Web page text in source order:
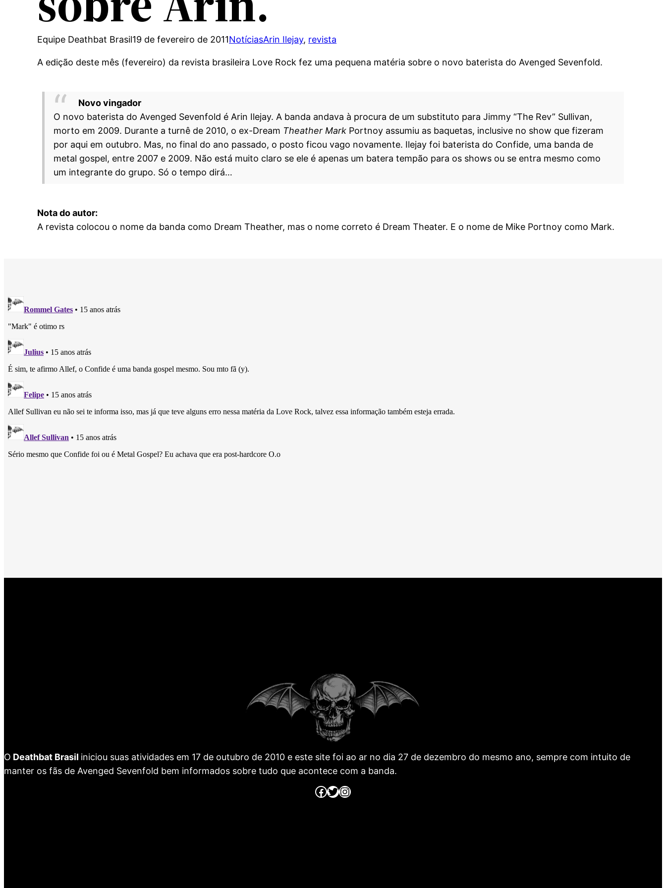
Equipe Deathbat Brasil19 de fevereiro de 2011NotíciasArin Ilejay, revista
A edição deste mês (fevereiro) da revista brasileira Love Rock fez uma pequena matéria sobre o novo baterista do Avenged Sevenfold.
Novo vingador
O novo baterista do Avenged Sevenfold é Arin Ilejay. A banda andava à procura de um substituto para Jimmy “The Rev” Sullivan,
morto em 2009. Durante a turnê de 2010, o ex-Dream Theather Mark Portnoy assumiu as baquetas, inclusive no show que fizeram
por aqui em outubro. Mas, no final do ano passado, o posto ficou vago novamente. Ilejay foi baterista do Confide, uma banda de
metal gospel, entre 2007 e 2009. Não está muito claro se ele é apenas um batera tempão para os shows ou se entra mesmo como
um integrante do grupo. Só o tempo dirá…
Nota do autor:
A revista colocou o nome da banda como Dream Theather, mas o nome correto é Dream Theater. E o nome de Mike Portnoy como Mark.
O Deathbat Brasil iniciou suas atividades em 17 de outubro de 2010 e este site foi ao ar no dia 27 de dezembro do mesmo ano, sempre com intuito de
manter os fãs de Avenged Sevenfold bem informados sobre tudo que acontece com a banda.
Página no Facebook
Página no Twitter
Página no Instagram